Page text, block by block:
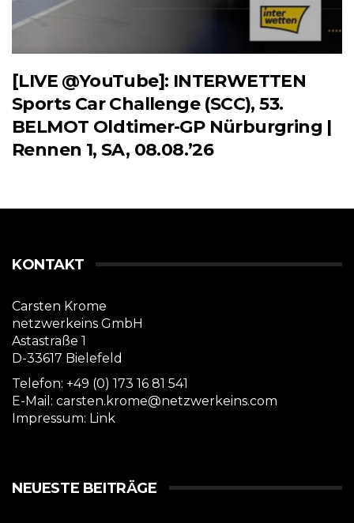
[LIVE @YouTube]: INTERWETTEN
Sports Car Challenge (SCC), 53.
BELMOT Oldtimer-GP Nürburgring |
Rennen 1, SA, 08.08.’26
KONTAKT
Carsten Krome
netzwerkeins GmbH
Astastraße 1
D-33617 Bielefeld
Telefon: +49 (0) 173 16 81 541
E-Mail: carsten.krome@netzwerkeins.com
Impressum: Link
NEUESTE BEITRÄGE